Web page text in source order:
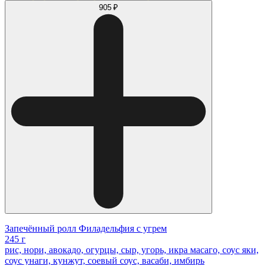
905 ₽
Запечённый ролл Филадельфия с угрем
245 г
рис, нори, авокадо, огурцы, сыр, угорь, икра масаго, соус яки,
соус унаги, кунжут, соевый соус, васаби, имбирь